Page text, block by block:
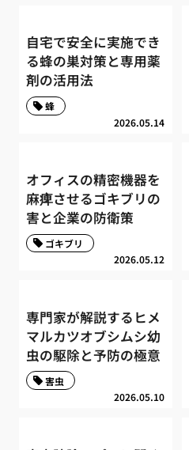
自宅で安全に実施でき
る蜂の巣対策と専用薬
剤の活用法
2026.05.14
蜂
オフィスの精密機器を
麻痺させるゴキブリの
害と企業の防衛策
2026.05.12
ゴキブリ
専門家が解説するヒメ
マルカツオブシムシ幼
虫の駆除と予防の極意
2026.05.10
害虫